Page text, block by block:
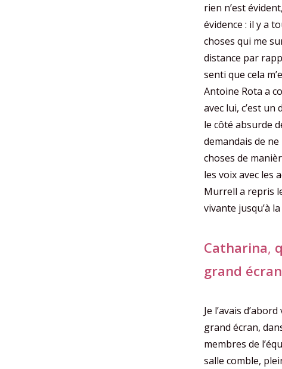
rien n’est
évidence : il y a
choses qui me
distance par
senti que cela
Antoine Rota a
avec lui, c’est
le côté absurde
demandais de
choses de
les voix avec les
Murrell a repris
vivante jusqu’à
Catharina,
grand
Je l’avais
grand écran,
membres de
salle comble,